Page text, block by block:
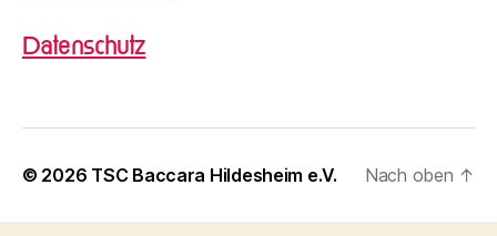
Datenschutz
© 2026 TSC Baccara Hildesheim e.V. Nach oben ↑